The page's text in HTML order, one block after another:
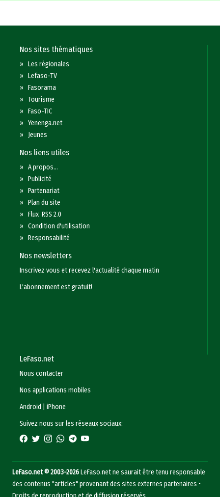
Nos sites thématiques
»Les régionales
»Lefaso-TV
»Fasorama
»Tourisme
»Faso-TIC
»Yenenga.net
» Jeunes
Nos liens utiles
»A propos...
»Publicité
»Partenariat
»Plan du site
»Flux RSS 2.0
»Condition d'utilisation
»Responsabilité
Nos newsletters
Inscrivez vous et recevez l'actualité chaque matin
L'abonnement est gratuit!
LeFaso.net
Nous contacter
Nos applications mobiles
Android
|iPhone
Suivez nous sur les réseaux sociaux:
LeFaso.net © 2003-2026LeFaso.net ne saurait être tenu responsable
des contenus "articles" provenant des sites externes partenaires •